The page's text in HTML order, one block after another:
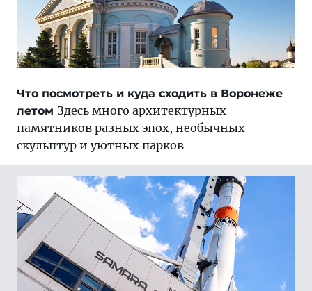
Что посмотреть и куда сходить в Воронеже
летом Здесь много архитектурных
памятников разных эпох, необычных
скульптур и уютных парков